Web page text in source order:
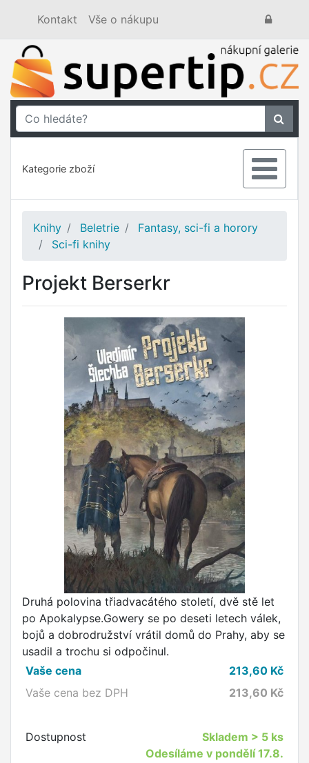
Kontakt Vše o nákupu
Kategorie zboží
Knihy Beletrie
Fantasy, sci-fi a horory
Sci-fi knihy
Projekt Berserkr
Druhá polovina třiadvacátého století, dvě stě let
po Apokalypse.Gowery se po deseti letech válek,
bojů a dobrodružství vrátil domů do Prahy, aby se
usadil a trochu si odpočinul.
Vaše cena
213,60 Kč
Vaše cena bez DPH
213,60 Kč
Dostupnost Skladem > 5 ks
Odesíláme v pondělí 17.8.